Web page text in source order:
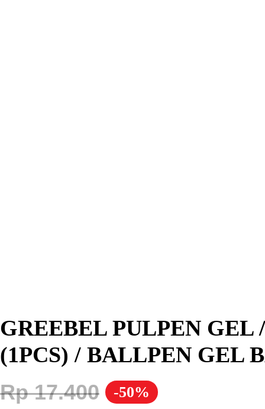
GREEBEL PULPEN GEL
(1PCS) / BALLPEN GEL
-50%
Rp17.400